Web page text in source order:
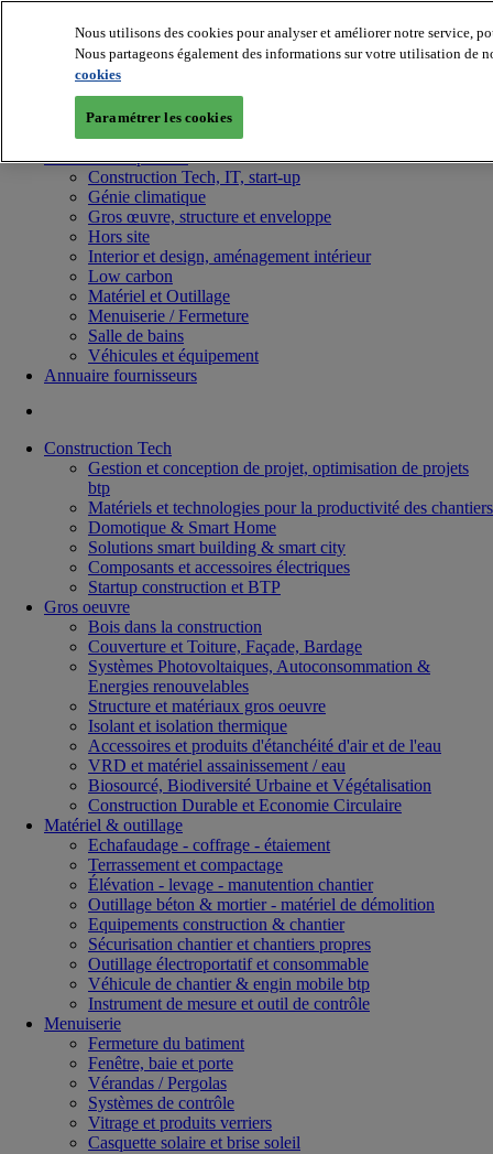
Batiradio
Articles & expertises
Construction Tech, IT, start-up
Génie climatique
Gros œuvre, structure et enveloppe
Hors site
Interior et design, aménagement intérieur
Low carbon
Matériel et Outillage
Menuiserie / Fermeture
Salle de bains
Véhicules et équipement
Annuaire fournisseurs
Construction Tech
Gestion et conception de projet, optimisation de projets
btp
Matériels et technologies pour la productivité des chantiers
Domotique & Smart Home
Solutions smart building & smart city
Composants et accessoires électriques
Startup construction et BTP
Gros oeuvre
Bois dans la construction
Couverture et Toiture, Façade, Bardage
Systèmes Photovoltaiques, Autoconsommation &
Energies renouvelables
Structure et matériaux gros oeuvre
Isolant et isolation thermique
Accessoires et produits d'étanchéité d'air et de l'eau
VRD et matériel assainissement / eau
Biosourcé, Biodiversité Urbaine et Végétalisation
Construction Durable et Economie Circulaire
Matériel & outillage
Echafaudage - coffrage - étaiement
Terrassement et compactage
Élévation - levage - manutention chantier
Outillage béton & mortier - matériel de démolition
Equipements construction & chantier
Sécurisation chantier et chantiers propres
Outillage électroportatif et consommable
Véhicule de chantier & engin mobile btp
Instrument de mesure et outil de contrôle
Menuiserie
Fermeture du batiment
Fenêtre, baie et porte
Vérandas / Pergolas
Systèmes de contrôle
Vitrage et produits verriers
Casquette solaire et brise soleil
Nous utilisons des cookies pour analyser et améliorer notre service,
Nous partageons également des informations sur votre utilisation de
cookies
Paramétrer les cookies